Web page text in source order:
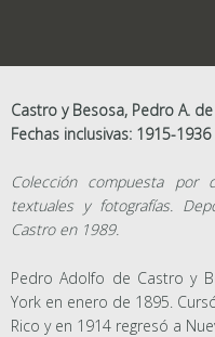
Castro y Besosa, Pedro A.
Fechas inclusivas: 1915-1936
Colección compuesta por
textuales y fotografías.
Castro en 1989.
Pedro Adolfo de Castro y
York en enero de 1895.
Rico y en 1914 regresó a